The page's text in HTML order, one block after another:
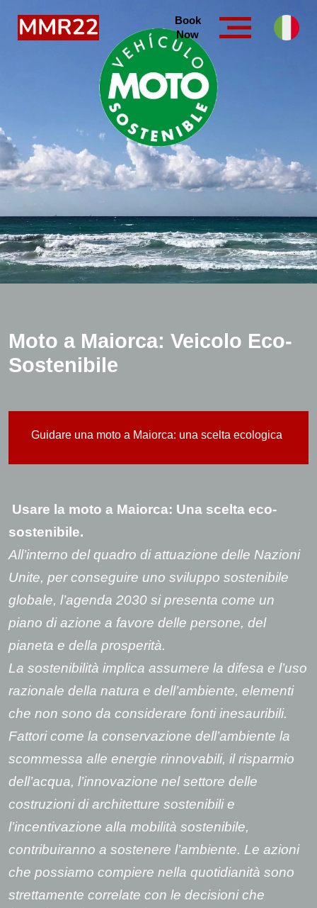
Book
Now
Moto a Maiorca: Veicolo Eco-
Sostenibile
Guidare una moto a Maiorca: una scelta ecologica
Usare la moto a Maiorca: Una scelta eco-
sostenibile.
All’interno del quadro di attuazione delle Nazioni
Unite, per conseguire uno sviluppo sostenibile
globale, l’agenda 2030 si presenta come un
piano di azione a favore delle persone, del
pianeta e della prosperità.
La sostenibilità implica assumere la difesa e l’uso
razionale della natura e dell’ambiente, elementi
che non sono da considerare fonti inesauribili.
Fattori come la conservazione dell’ambiente la
scommessa alle energie rinnovabili, il risparmio
dell’acqua, l’innovazione nel settore delle
costruzioni di architetture sostenibili e
l’incentivazione alla mobilità sostenibile,
contribuiranno a sostenere l’ambiente. Le azioni
che possiamo compiere nella quotidianità sono
strettamente correlate con le decisioni che